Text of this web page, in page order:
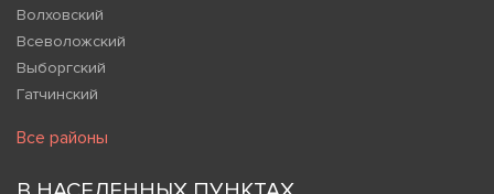
Волховский
Всеволожский
Выборгский
Гатчинский
Все районы